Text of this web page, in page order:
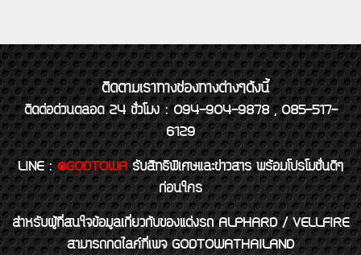
ติดตามเราทางช่องทางต่างๆดังนี้
ติดต่อด่วนตลอด 24 ชั่วโมง : 094-904-9878 , 085-517-
6129
LINE : @GODTOWA รับสิทธิพิเศษและข่าวสาร พร้อมโปรโมชั่นดีๆ
ก่อนใคร
สำหรับผู้ที่สนใจข้อมูลเกี่ยวกับของแต่งรถ ALPHARD / VELLFIRE
สามารถกดไลค์ที่เพจ GODTOWATHAILAND